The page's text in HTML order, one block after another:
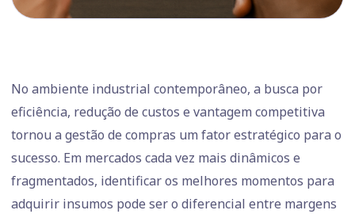
No ambiente industrial contemporâneo, a busca por
eficiência, redução de custos e vantagem competitiva
tornou a gestão de compras um fator estratégico para o
sucesso. Em mercados cada vez mais dinâmicos e
fragmentados, identificar os melhores momentos para
adquirir insumos pode ser o diferencial entre margens